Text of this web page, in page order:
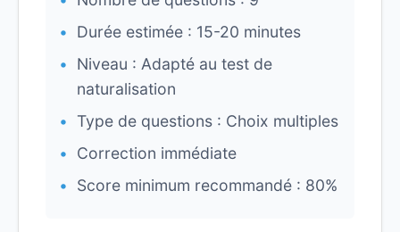
Durée estimée : 15-20 minutes
Niveau : Adapté au test de
naturalisation
Type de questions : Choix multiples
Correction immédiate
Score minimum recommandé : 80%